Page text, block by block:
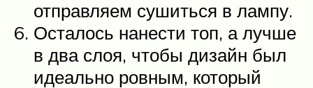
отправляем сушиться в лампу.
Осталось нанести топ, а лучше
в два слоя, чтобы дизайн был
идеально ровным, который